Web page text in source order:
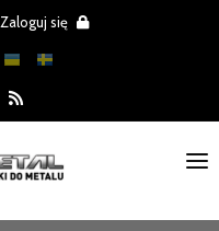
Zaloguj się